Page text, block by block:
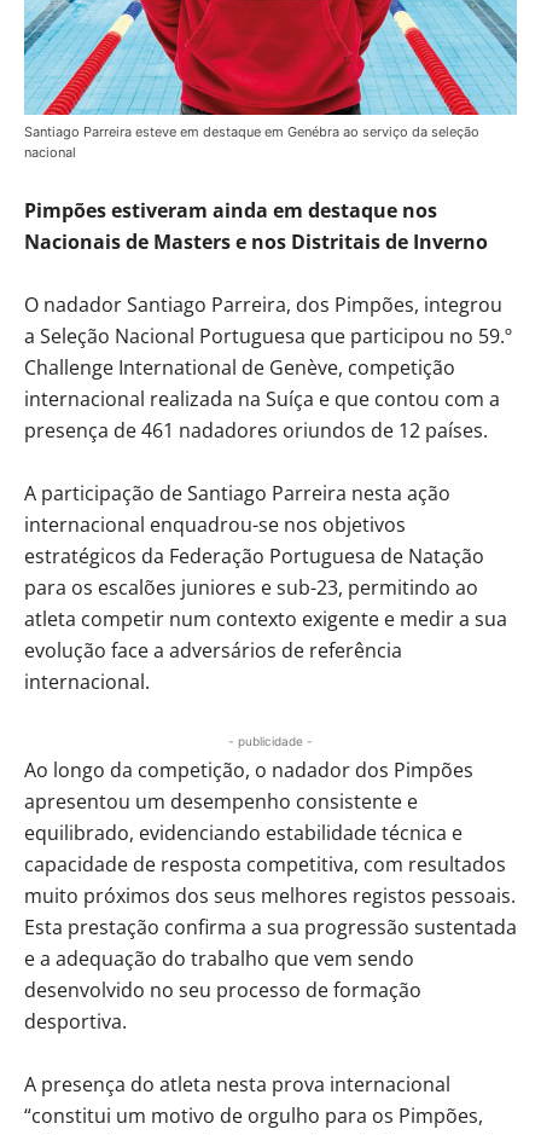
Santiago Parreira esteve em destaque em Genébra ao serviço da seleção
nacional
Pimpões estiveram ainda em destaque nos
Nacionais de Masters e nos Distritais de Inverno
O nadador Santiago Parreira, dos Pimpões, integrou
a Seleção Nacional Portuguesa que participou no 59.º
Challenge International de Genève, competição
internacional realizada na Suíça e que contou com a
presença de 461 nadadores oriundos de 12 países.
A participação de Santiago Parreira nesta ação
internacional enquadrou-se nos objetivos
estratégicos da Federação Portuguesa de Natação
para os escalões juniores e sub-23, permitindo ao
atleta competir num contexto exigente e medir a sua
evolução face a adversários de referência
internacional.
- publicidade -
Ao longo da competição, o nadador dos Pimpões
apresentou um desempenho consistente e
equilibrado, evidenciando estabilidade técnica e
capacidade de resposta competitiva, com resultados
muito próximos dos seus melhores registos pessoais.
Esta prestação confirma a sua progressão sustentada
e a adequação do trabalho que vem sendo
desenvolvido no seu processo de formação
desportiva.
A presença do atleta nesta prova internacional
“constitui um motivo de orgulho para os Pimpões,